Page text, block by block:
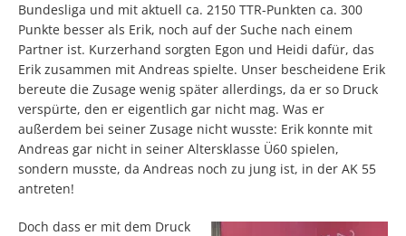
Bundesliga und mit aktuell ca. 2150 TTR-Punkten ca. 300
Punkte besser als Erik, noch auf der Suche nach einem
Partner ist. Kurzerhand sorgten Egon und Heidi dafür, das
Erik zusammen mit Andreas spielte. Unser bescheidene Erik
bereute die Zusage wenig später allerdings, da er so Druck
verspürte, den er eigentlich gar nicht mag. Was er
außerdem bei seiner Zusage nicht wusste: Erik konnte mit
Andreas gar nicht in seiner Altersklasse Ü60 spielen,
sondern musste, da Andreas noch zu jung ist, in der AK 55
antreten!
Doch dass er mit dem Druck